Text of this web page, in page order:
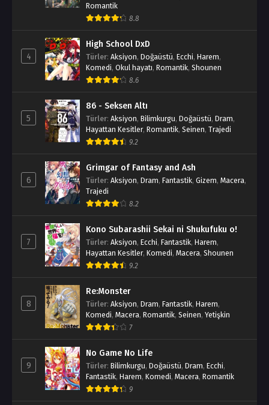
Romantik
8.8
4
High School DxD
Türler: Aksiyon, Doğaüstü, Ecchi, Harem,
Komedi, Okul hayatı, Romantik, Shounen
8.6
5
86 - Seksen Altı
Türler: Aksiyon, Bilimkurgu, Doğaüstü, Dram,
Hayattan Kesitler, Romantik, Seinen, Trajedi
9.2
6
Grimgar of Fantasy and Ash
Türler: Aksiyon, Dram, Fantastik, Gizem, Macera,
Trajedi
8.2
7
Kono Subarashii Sekai ni Shukufuku o!
Türler: Aksiyon, Ecchi, Fantastik, Harem,
Hayattan Kesitler, Komedi, Macera, Shounen
9.2
8
Re:Monster
Türler: Aksiyon, Dram, Fantastik, Harem,
Komedi, Macera, Romantik, Seinen, Yetişkin
7
9
No Game No Life
Türler: Bilimkurgu, Doğaüstü, Dram, Ecchi,
Fantastik, Harem, Komedi, Macera, Romantik
9